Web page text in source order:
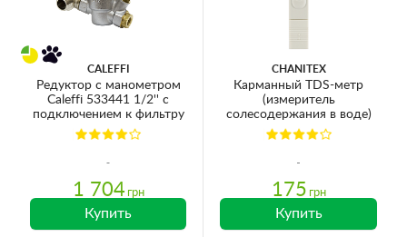
CALEFFI
Редуктор с манометром
Caleffi 533441 1/2'' с
подключением к фильтру
1 704 грн
Купить
CHANITEX
Карманный TDS-метр
(измеритель
солесодержания в воде)
175 грн
Купить